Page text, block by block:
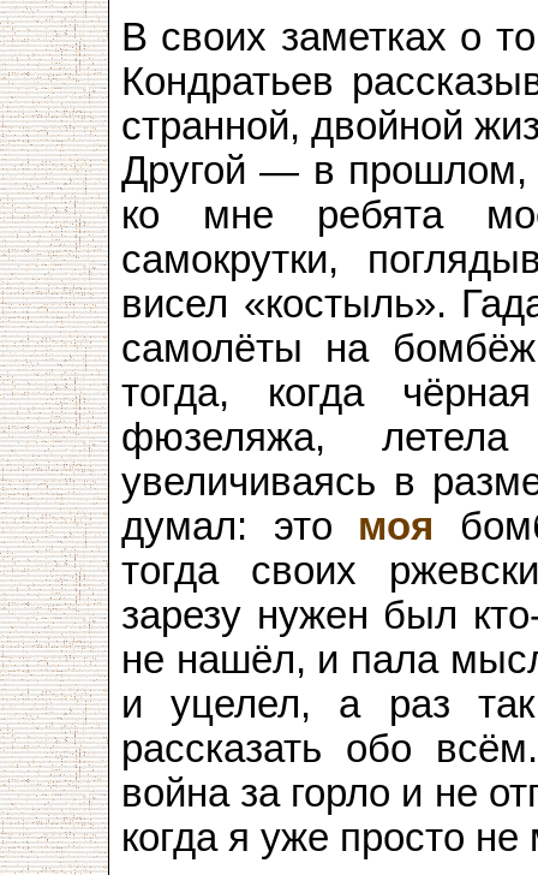
В своих заметках о
Кондратьев
странной, двойной
Другой — в прошлом,
ко мне ребята
самокрутки,
висел «костыль».
самолёты на
тогда, когда
фюзеляжа,
увеличиваясь в
думал: это моя
тогда своих
зарезу нужен был
не нашёл, и пала
и уцелел, а раз
рассказать обо
война за горло и не
когда я уже просто не